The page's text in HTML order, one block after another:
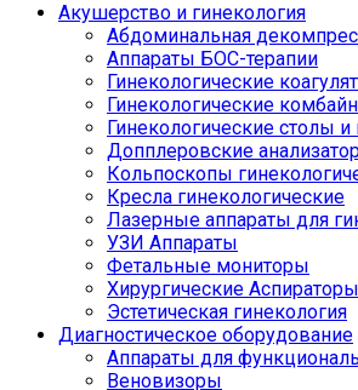
Акушерство и гинекология
Абдоминальная
Аппараты БОС-терапии
Гинекологические
Гинекологические
Гинекологические столы и
Допплеровские
Кольпоскопы
Кресла гинекологические
Лазерные аппараты для
УЗИ Аппараты
Фетальные мониторы
Хирургические
Эстетическая гинекология
Диагностическое оборудование
Аппараты для
Веновизоры